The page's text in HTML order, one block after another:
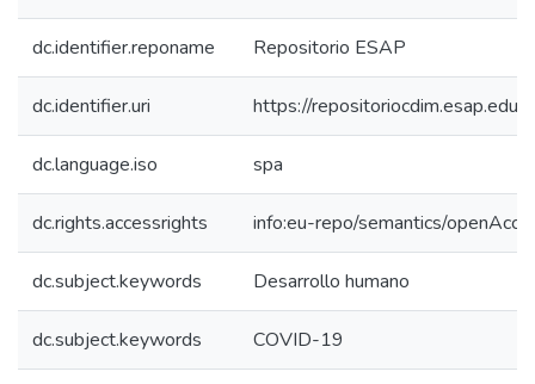
dc.identifier.reponame Repositorio ESAP
dc.identifier.uri https://
dc.language.iso spa
dc.rights.accessrights info:eu-repo/semantics/
dc.subject.keywords Desarrollo humano
dc.subject.keywords COVID-19